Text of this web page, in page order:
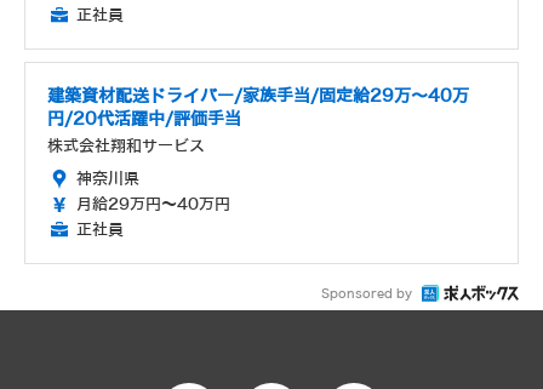
正社員
建築資材配送ドライバー/家族手当/固定給29万〜40万
円/20代活躍中/評価手当
株式会社翔和サービス
神奈川県
月給29万円～40万円
正社員
Sponsored by